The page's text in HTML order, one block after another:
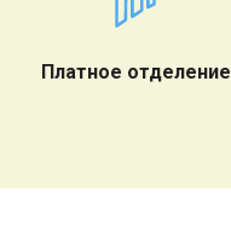
Платное отделение